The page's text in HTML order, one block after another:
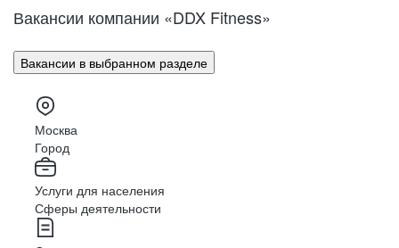
Вакансии компании «DDX Fitness»
Вакансии в выбранном разделе
Москва
Город
Услуги для населения
Сферы деятельности